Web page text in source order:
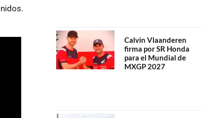
Calvin Vlaanderen
firma por SR Honda
para el Mundial de
MXGP 2027